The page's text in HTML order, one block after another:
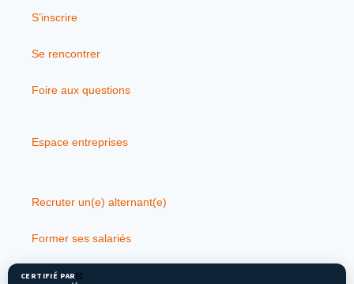
S’inscrire
Se rencontrer
Foire aux questions
Espace entreprises
Recruter un(e) alternant(e)
Former ses salariés